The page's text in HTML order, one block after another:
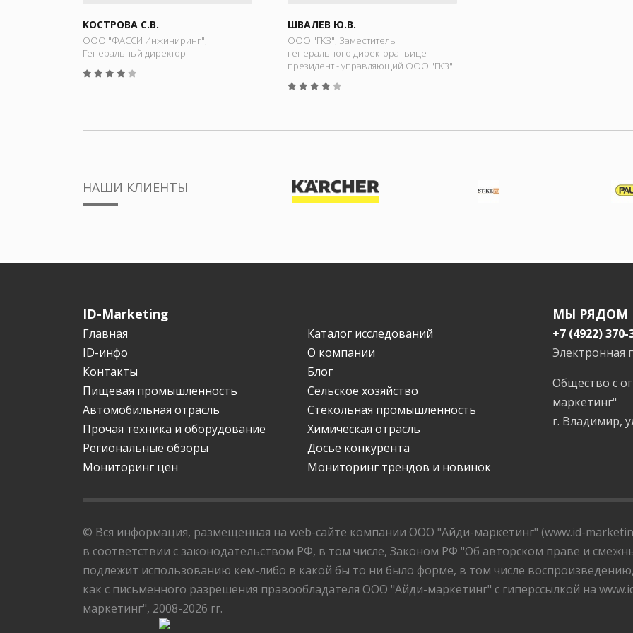
КОСТРОВА С.В.
ООО "ФАССИ Инжиниринг",
Генеральный директор
ШВАЛЕВ Ю.В.
ООО "ГКЗ", Заместитель
генерального директора -вице-
президент - управляющий ООО "ГКЗ"
НАШИ КЛИЕНТЫ
ID-Marketing
Главная
Каталог исследований
ID-инфо
О компании
Контакты
Блог
Пищевая промышленность
Сельское хозяйство
Автомобильная отрасль
Стекольная промышленность
Прочая техника и оборудование
Химическая отрасль
Региональные обзоры
Досье конкурента
Мониторинг цен
Мониторинг трендов и новинок
МЫ РЯДОМ
+7 (4922) 370-
Электронная
Общество с
маркетинг"
г. Владимир,
© Вся информация, размещенная на web-сайте компании ООО "Айди-маркетинг" (www.id-
в соответствии с законодательством РФ, в том числе, Законом РФ "Об авторском праве и
подлежит использованию кем-либо в какой бы то ни было форме, в том числе
как с письменного разрешения правообладателя ООО "Айди-маркетинг" с гиперссылкой на
маркетинг", 2008-2026 гг.